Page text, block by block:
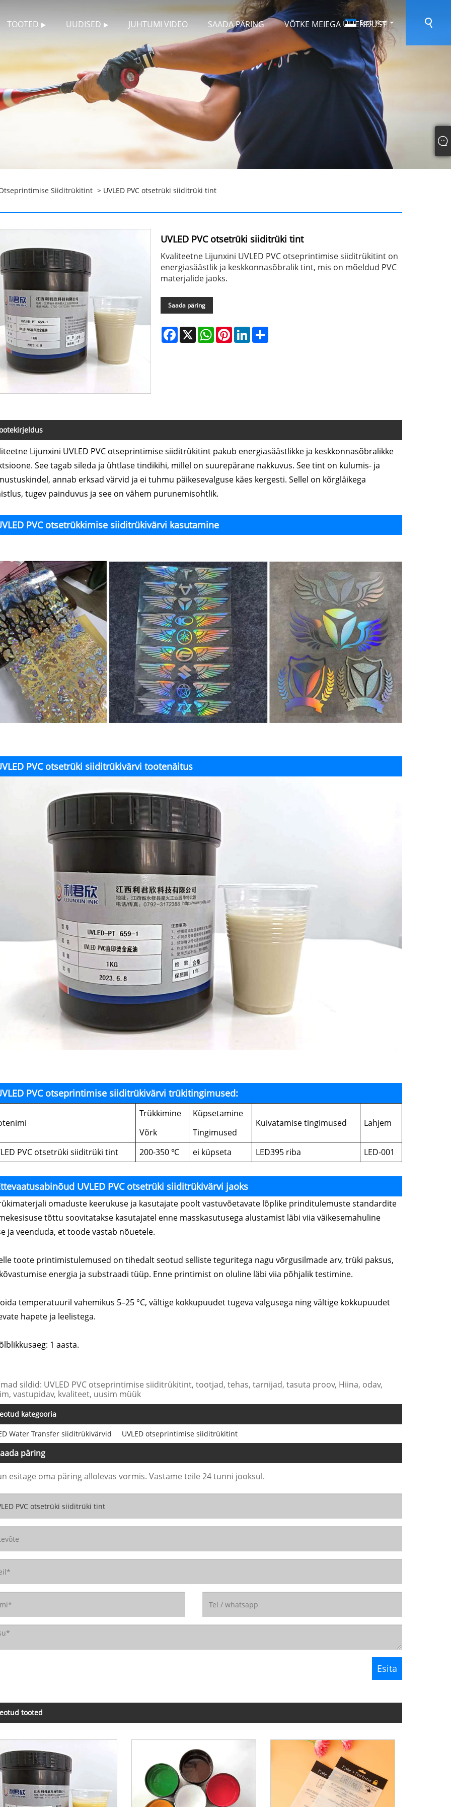
TOOTED UUDISED JUHTUMI VIDEO SAADA PÄRING VÕTKE MEIEGA ÜHENDUST
Eesti Keel
Otseprintimise Siiditrükitint > UVLED PVC otsetrüki siiditrüki tint
UVLED PVC otsetrüki siiditrüki tint
Kvaliteetne Lijunxini UVLED PVC otseprintimise siiditrükitint on
energiasäästlik ja keskkonnasõbralik tint, mis on mõeldud PVC
materjalide jaoks.
Saada päring
Facebook
X WhatsAppPinterestLinkedInShare
Lijunxini UVLED PVC otseprintimise siiditrükitint pakub energiasäästlikke ja keskkonnasõbralikke
See tagab sileda ja ühtlase tindikihi, millel on suurepärane nakkuvus. See tint on kulumis- ja
annab erksad värvid ja ei tuhmu päikesevalguse käes kergesti. Sellel on kõrgläikega
tugev painduvus ja see on vähem purunemisohtlik.
PVC otsetrükkimise siiditrükivärvi kasutamine
PVC otsetrüki siiditrükivärvi tootenäitus
PVC otseprintimise siiditrükivärvi trükitingimused:
Trükkimine
Võrk
Küpsetamine
Tingimused
Kuivatamise tingimused Lahjem
PVC otsetrüki siiditrüki tint 200-350 ℃ ei küpseta LED395 riba LED-001
UVLED PVC otsetrüki siiditrükivärvi jaoks
omaduste keerukuse ja kasutajate poolt vastuvõetavate lõplike prinditulemuste standardite
tõttu soovitatakse kasutajatel enne masskasutusega alustamist läbi viia väikesemahuline
ja veenduda, et toode vastab nõuetele.
toote printimistulemused on tihedalt seotud selliste teguritega nagu võrgusilmade arv, trüki paksus,
energia ja substraadi tüüp. Enne printimist on oluline läbi viia põhjalik testimine.
temperatuuril vahemikus 5–25 °C, vältige kokkupuudet tugeva valgusega ning vältige kokkupuudet
hapete ja leelistega.
1 aasta.
sildid: UVLED PVC otseprintimise siiditrükitint, tootjad, tehas, tarnijad, tasuta proov, Hiina, odav,
vastupidav, kvaliteet, uusim müük
kategooria
Water Transfer siiditrükivärvid UVLED otseprintimise siiditrükitint
päring
esitage oma päring allolevas vormis. Vastame teile 24 tunni jooksul.
tooted